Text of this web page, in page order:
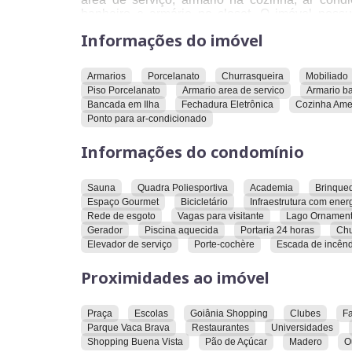
banheiro e armário no closet. O imóvel
ponto para ar-condicionado.
O condomínio oferece sauna, quadra
festas, espaço gourmet e bicicletário. A
segurança, rede de esgoto e vagas para
acesso para pessoas com deficiência,
horas. O condomínio também possui
supermercados, Parque Vaca Brava,
Academia, Shopping Buena Vista, Pão de
clínicas.
Convidamos você a conhecer este imóvel e
Informações do imóvel
Armarios Porcelanato Churrasqueira Mobiliado
Piso Porcelanato
Armario area de servico Armario
Bancada em Ilha
Fechadura Eletrônica Cozinha
Ponto para ar-condicionado
Informações do condomínio
Sauna Quadra Poliesportiva Academia
Espaço Gourmet
Bicicletário Infraestrutura com
Rede de esgoto
Vagas para visitante Lago
Gerador
Piscina aquecida Portaria 24 horas
Elevador de serviço
Porte-cochère Escada de
Proximidades ao imóvel
Praça Escolas Goiânia Shopping Clubes
Parque Vaca Brava
Restaurantes Universidades
Shopping Buena Vista
Pão de Açúcar Madero